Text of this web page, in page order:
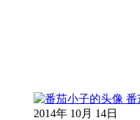
番
2014年 10月 14日